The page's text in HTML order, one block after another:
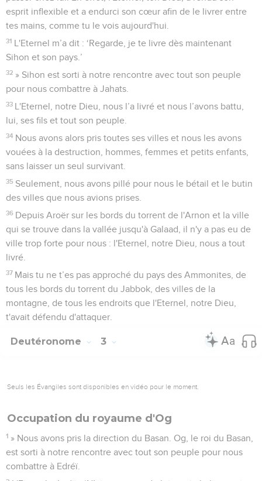
esprit inflexible et a endurci son cœur afin de le livrer entre
tes mains, comme tu le vois aujourd'hui.
31 L'Eternel m’a dit : ‘Regarde, je te livre dès maintenant
Sihon et son pays.’
32 » Sihon est sorti à notre rencontre avec tout son peuple
pour nous combattre à Jahats.
33 L'Eternel, notre Dieu, nous l’a livré et nous l’avons battu,
lui, ses fils et tout son peuple.
34 Nous avons alors pris toutes ses villes et nous les avons
vouées à la destruction, hommes, femmes et petits enfants,
sans laisser un seul survivant.
35 Seulement, nous avons pillé pour nous le bétail et le butin
des villes que nous avions prises.
36 Depuis Aroër sur les bords du torrent de l'Arnon et la ville
qui se trouve dans la vallée jusqu'à Galaad, il n'y a pas eu de
ville trop forte pour nous : l'Eternel, notre Dieu, nous a tout
livré.
37 Mais tu ne t’es pas approché du pays des Ammonites, de
tous les bords du torrent du Jabbok, des villes de la
montagne, de tous les endroits que l'Eternel, notre Dieu,
t'avait défendu d'attaquer.
Deutéronome 3
Seuls les Évangiles sont disponibles en vidéo pour le moment.
Occupation du royaume d'Og
1 » Nous avons pris la direction du Basan. Og, le roi du Basan,
est sorti à notre rencontre avec tout son peuple pour nous
combattre à Edréï.